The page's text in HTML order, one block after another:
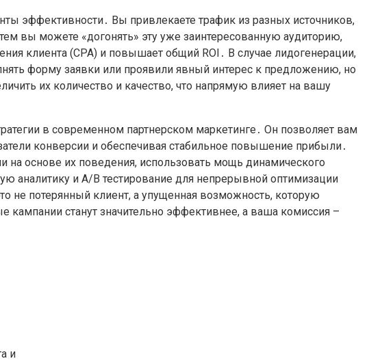
эффективности․ Вы привлекаете трафик из разных источников,
вы можете «догонять» эту уже заинтересованную аудиторию,
клиента (CPA) и повышает общий ROI․ В случае лидогенерации,
форму заявки или проявили явный интерес к предложению, но
их количество и качество, что напрямую влияет на вашу
в современном партнерском маркетинге․ Он позволяет вам
конверсии и обеспечивая стабильное повышение прибыли․
на основе их поведения, использовать мощь динамического
аналитику и A/B тестирование для непрерывной оптимизации
не потерянный клиент, а упущенная возможность, которую
кампании станут значительно эффективнее, а ваша комиссия –
и